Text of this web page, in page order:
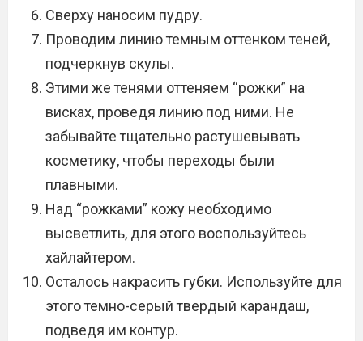
Сверху наносим пудру.
Проводим линию темным оттенком теней,
подчеркнув скулы.
Этими же тенями оттеняем “рожки” на
висках, проведя линию под ними. Не
забывайте тщательно растушевывать
косметику, чтобы переходы были
плавными.
Над “рожками” кожу необходимо
высветлить, для этого воспользуйтесь
хайлайтером.
Осталось накрасить губки. Используйте для
этого темно-серый твердый карандаш,
подведя им контур.